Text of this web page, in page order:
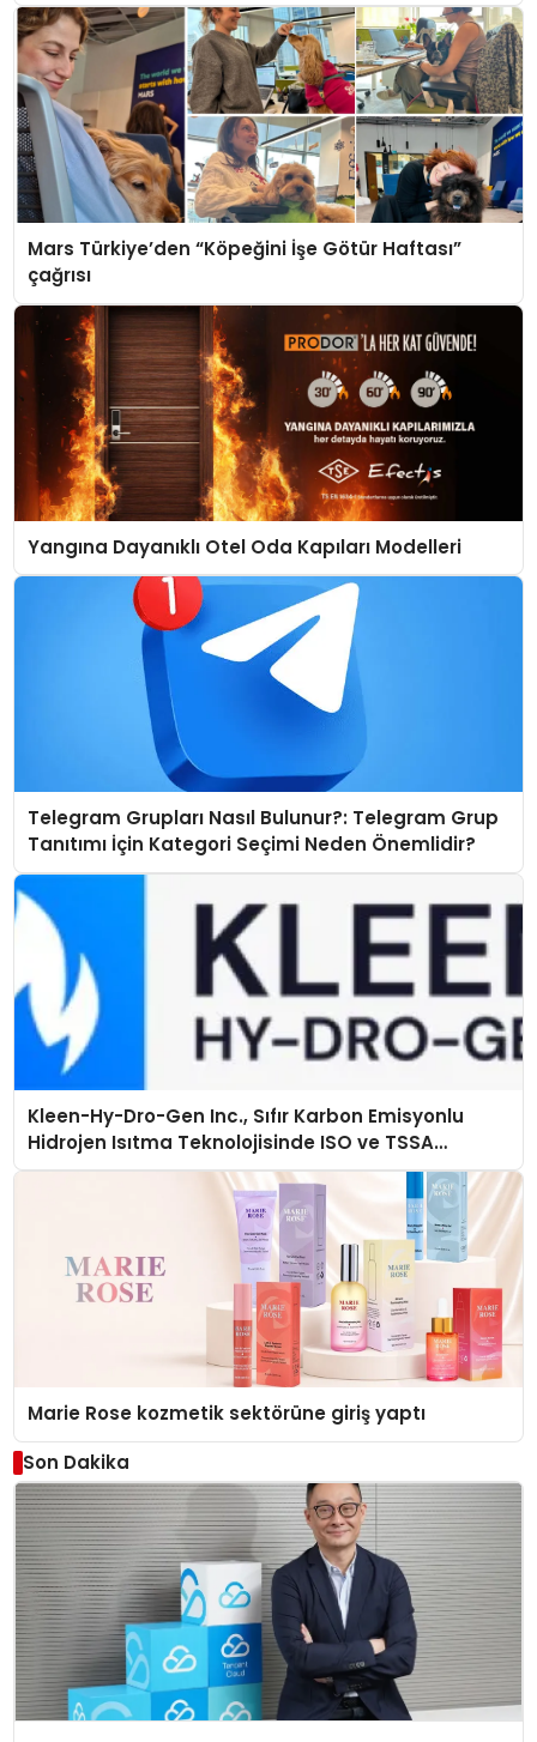
Mars Türkiye’den “Köpeğini İşe Götür Haftası”
çağrısı
Yangına Dayanıklı Otel Oda Kapıları Modelleri
Telegram Grupları Nasıl Bulunur?: Telegram Grup
Tanıtımı İçin Kategori Seçimi Neden Önemlidir?
Kleen-Hy-Dro-Gen Inc., Sıfır Karbon Emisyonlu
Hidrojen Isıtma Teknolojisinde ISO ve TSSA
Düzenleyici Onaylarını Aldı
Marie Rose kozmetik sektörüne giriş yaptı
Son Dakika